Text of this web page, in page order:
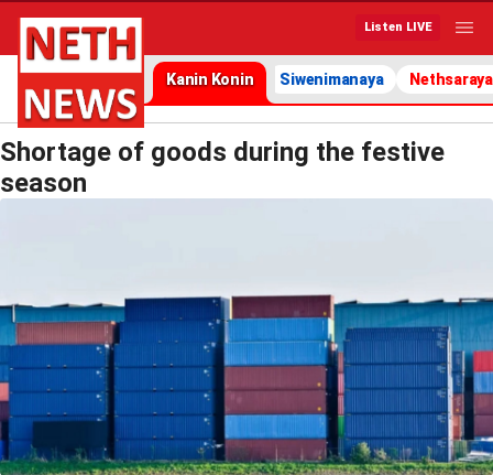
Listen LIVE
Kanin Konin Siwenimanaya Nethsaraya
Shortage of goods during the festive
season